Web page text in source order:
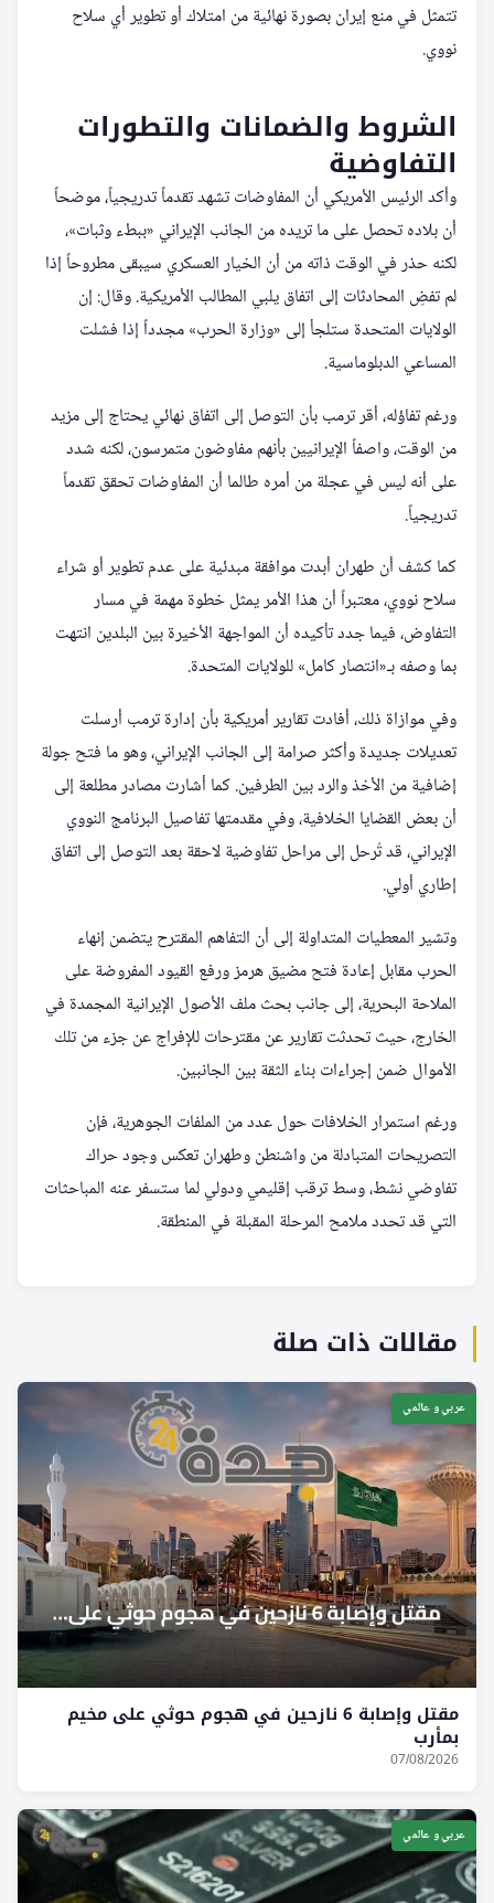
تتمثل في منع إيران بصورة نهائية من امتلاك أو تطوير أي سلاح
نووي.
الشروط والضمانات والتطورات
التفاوضية
وأكد الرئيس الأمريكي أن المفاوضات تشهد تقدماً تدريجياً، موضحاً
أن بلاده تحصل على ما تريده من الجانب الإيراني «ببطء وثبات»،
لكنه حذر في الوقت ذاته من أن الخيار العسكري سيبقى مطروحاً إذا
لم تفضِ المحادثات إلى اتفاق يلبي المطالب الأمريكية. وقال: إن
الولايات المتحدة ستلجأ إلى «وزارة الحرب» مجدداً إذا فشلت
المساعي الدبلوماسية.
ورغم تفاؤله، أقر ترمب بأن التوصل إلى اتفاق نهائي يحتاج إلى مزيد
من الوقت، واصفاً الإيرانيين بأنهم مفاوضون متمرسون، لكنه شدد
على أنه ليس في عجلة من أمره طالما أن المفاوضات تحقق تقدماً
تدريجياً.
كما كشف أن طهران أبدت موافقة مبدئية على عدم تطوير أو شراء
سلاح نووي، معتبراً أن هذا الأمر يمثل خطوة مهمة في مسار
التفاوض، فيما جدد تأكيده أن المواجهة الأخيرة بين البلدين انتهت
بما وصفه بـ«انتصار كامل» للولايات المتحدة.
وفي موازاة ذلك، أفادت تقارير أمريكية بأن إدارة ترمب أرسلت
تعديلات جديدة وأكثر صرامة إلى الجانب الإيراني، وهو ما فتح جولة
إضافية من الأخذ والرد بين الطرفين. كما أشارت مصادر مطلعة إلى
أن بعض القضايا الخلافية، وفي مقدمتها تفاصيل البرنامج النووي
الإيراني، قد تُرحل إلى مراحل تفاوضية لاحقة بعد التوصل إلى اتفاق
إطاري أولي.
وتشير المعطيات المتداولة إلى أن التفاهم المقترح يتضمن إنهاء
الحرب مقابل إعادة فتح مضيق هرمز ورفع القيود المفروضة على
الملاحة البحرية، إلى جانب بحث ملف الأصول الإيرانية المجمدة في
الخارج، حيث تحدثت تقارير عن مقترحات للإفراج عن جزء من تلك
الأموال ضمن إجراءات بناء الثقة بين الجانبين.
ورغم استمرار الخلافات حول عدد من الملفات الجوهرية، فإن
التصريحات المتبادلة من واشنطن وطهران تعكس وجود حراك
تفاوضي نشط، وسط ترقب إقليمي ودولي لما ستسفر عنه المباحثات
التي قد تحدد ملامح المرحلة المقبلة في المنطقة.
مقالات ذات صلة
عربي و عالمي
مقتل وإصابة 6 نازحين في هجوم حوثي على مخيم
بمأرب
07/08/2026
عربي و عالمي